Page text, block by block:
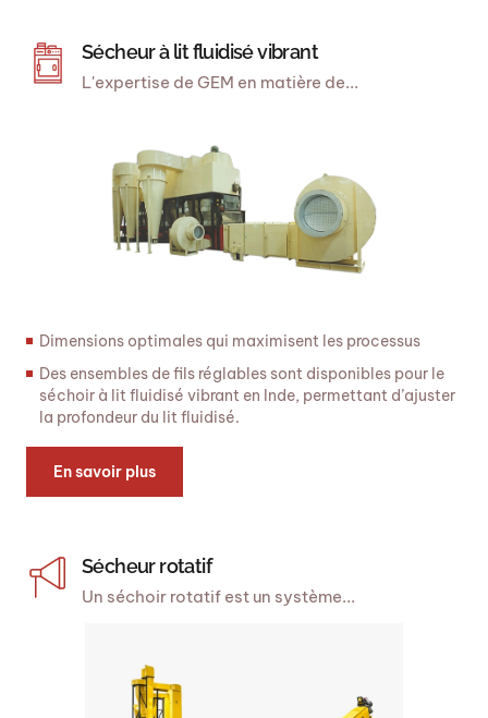
Sécheur à lit fluidisé vibrant
L'expertise de GEM en matière de...
Dimensions optimales qui maximisent les processus
Des ensembles de fils réglables sont disponibles pour le
séchoir à lit fluidisé vibrant en Inde, permettant d’ajuster
la profondeur du lit fluidisé.
En savoir plus
Sécheur rotatif
Un séchoir rotatif est un système...